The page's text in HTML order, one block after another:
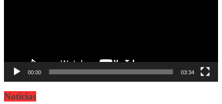
00:00 03:34
Noticias